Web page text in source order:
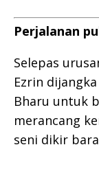
Perjalanan
Selepas
Ezrin
Bharu untuk
merancang
seni dikir